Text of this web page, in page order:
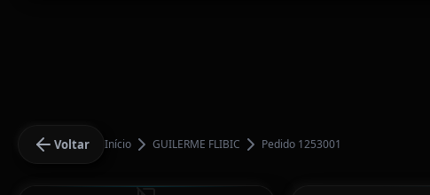
Voltar Início GUILERME FLIBIC Pedido 1253001